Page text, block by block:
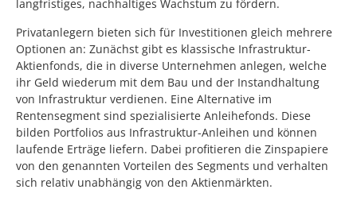
langfristiges, nachhaltiges Wachstum zu fördern.
Privatanlegern bieten sich für Investitionen gleich mehrere
Optionen an: Zunächst gibt es klassische Infrastruktur-
Aktienfonds, die in diverse Unternehmen anlegen, welche
ihr Geld wiederum mit dem Bau und der Instandhaltung
von Infrastruktur verdienen. Eine Alternative im
Rentensegment sind spezialisierte Anleihefonds. Diese
bilden Portfolios aus Infrastruktur-Anleihen und können
laufende Erträge liefern. Dabei profitieren die Zinspapiere
von den genannten Vorteilen des Segments und verhalten
sich relativ unabhängig von den Aktienmärkten.